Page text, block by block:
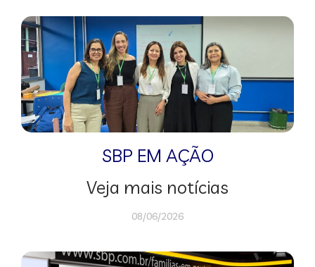
SBP EM AÇÃO
Veja mais notícias
08/06/2026